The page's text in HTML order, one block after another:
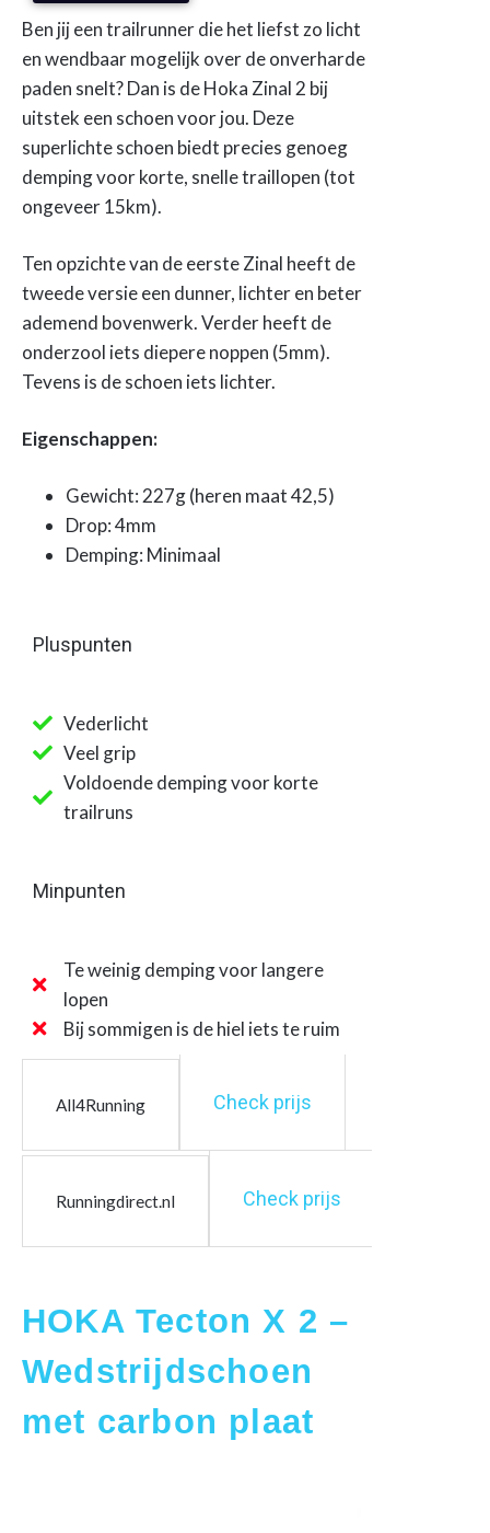
Ben jij een trailrunner die het liefst zo licht
en wendbaar mogelijk over de onverharde
paden snelt? Dan is de Hoka Zinal 2 bij
uitstek een schoen voor jou. Deze
superlichte schoen biedt precies genoeg
demping voor korte, snelle traillopen (tot
ongeveer 15km).
Ten opzichte van de eerste Zinal heeft de
tweede versie een dunner, lichter en beter
ademend bovenwerk. Verder heeft de
onderzool iets diepere noppen (5mm).
Tevens is de schoen iets lichter.
Eigenschappen:
Gewicht: 227g (heren maat 42,5)
Drop: 4mm
Demping: Minimaal
Pluspunten
Vederlicht
Veel grip
Voldoende demping voor korte
trailruns
Minpunten
Te weinig demping voor langere
lopen
Bij sommigen is de hiel iets te ruim
All4Running Check prijs
Runningdirect.nl Check prijs
HOKA Tecton X 2 –
Wedstrijdschoen
met carbon plaat